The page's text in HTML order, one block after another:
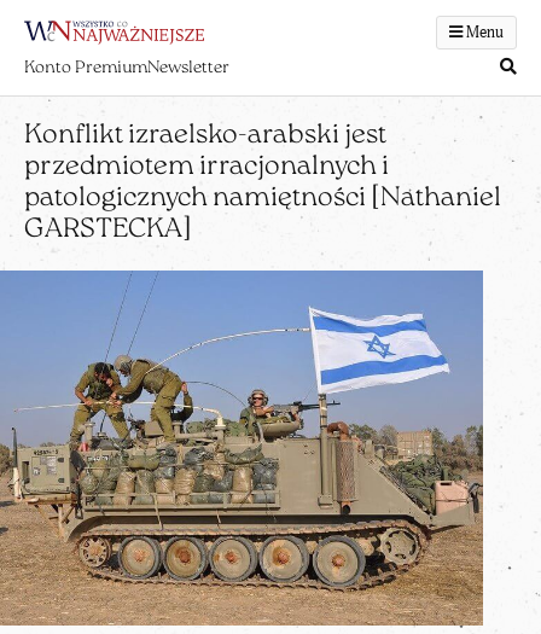
Menu
Konto PremiumNewsletter
Konflikt izraelsko-arabski jest
przedmiotem irracjonalnych i
patologicznych namiętności [Nathaniel
GARSTECKA]